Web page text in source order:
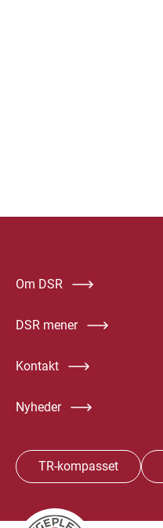
Om DSR
DSR mener
Kontakt
Nyheder
TR-kompasset